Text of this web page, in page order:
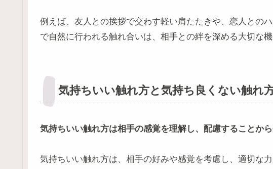
例えば、友人との挨拶で交わす軽い肩たたきや、恋人との
で自然に行われる触れ合いは、相手との絆を深める大切な機
気持ちいい触れ方と気持ち良くない触れ
気持ちいい触れ方は相手の感覚を理解し、配慮することから
気持ちいい触れ方は、相手の好みや感覚を考慮し、適切な